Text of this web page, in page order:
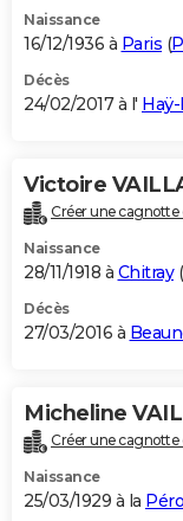
Naissance
16/12/1936 à Paris (
Décès
24/02/2017 à l'
Victoire
Créer une cagnotte
Naissance
28/11/1918 à Chitray(
Décès
27/03/2016 à
Micheline
Créer une cagnotte
Naissance
25/03/1929 à la